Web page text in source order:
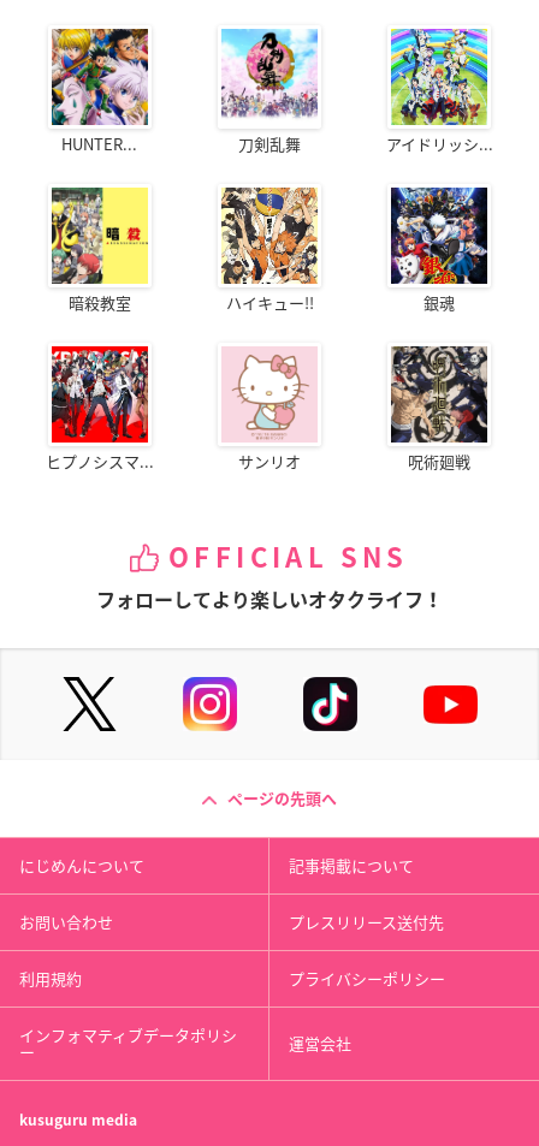
HUNTER... 刀剣乱舞 アイドリッシ...
暗殺教室 ハイキュー!! 銀魂
ヒプノシスマ... サンリオ 呪術廻戦
OFFICIAL SNS
フォローしてより楽しいオタクライフ！
ページの先頭へ
にじめんについて 記事掲載について
お問い合わせ プレスリリース送付先
利用規約 プライバシーポリシー
インフォマティブデータポリシ
ー 運営会社
kusuguru media